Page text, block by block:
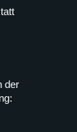
der